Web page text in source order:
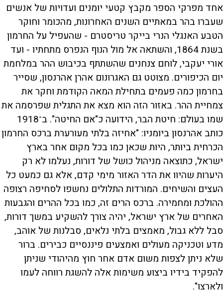
אחד מפרקי הספר מקבץ קטעי יומנים ועדויות של אנשים
שעברו בהר במאתיים השנים האחרונות, מהכומר וחוקר
הטבע האנגלי הנרי בייקר טריסטרם - שהעפיל על החרמון
בשנת 1864, והשתאה אל מול הנוף הנפרס מתחתיו - ועד
אורי יעקבי, לוחם צנחנים שהשתתף בכיבוש ההר במלחמת
יום הכיפורים. מצוטט גם האגרונום אהרן אהרנסון, שסייר
בחרמון כמה פעמים בתחילת המאה הקודמת וחקר את
צמחיית ההר. באזור הזה הוא מצא את התגלית שפרסמה את
שמו בעולם: חיטת הבר, הידועה כ"אם החיטה". ב־1918
כותב אהרנסון ביומניו: "אחיזה בלתי מעורערת ברכס החרמון
הכרחית ביותר, היות שכאן כמו בכל מקום אחר בארץ
ישראל, כתוצאה מניהול כושל של דורות, נעלמו לא רק
היערות שהיוו את הדר האזור מימי קדם, אלא גם כמעט כל
העצים והשיחים. המורדות התלולים נחשפו לסחיפה רצופה
ההולכת ומחמירה. ברכס הרים זה, כמו בכל ההרים והגבעות
האחרים של ארץ ישראל, יהיה צורך להשקיע במשך דורות,
סבל ללא גבול, מאמצים בלתי נלאים, סבלנות של אוהב,
מדע וטכניקה מעולים ואמצעים פיננסיים כבירים. ברור
שלא ניתן לצפות משום אדם אחר חוץ מהיהודי שניתן
להפקיד בידיו ביצוע משימות אלה להשגת רווחה לעמו
ולארצו".